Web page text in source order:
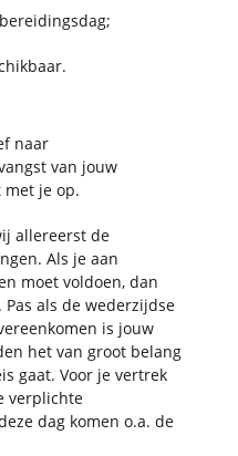
naar
van jouw
met je op.
allereerst de
Als je aan
moet voldoen, dan
als de wederzijdse
is jouw
het van groot belang
gaat. Voor je vertrek
verplichte
dag komen o.a. de